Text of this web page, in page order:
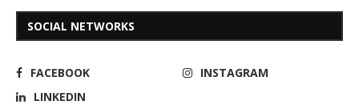
SOCIAL NETWORKS
FACEBOOK
INSTAGRAM
LINKEDIN